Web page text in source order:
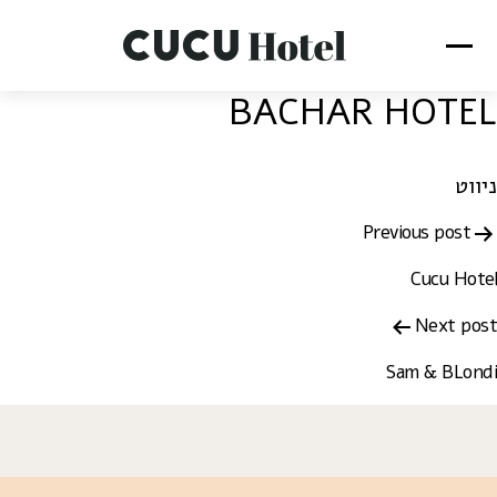
BACHAR HOTEL
ניווט
Previous post
Cucu Hotel
Next post
Sam & BLondi